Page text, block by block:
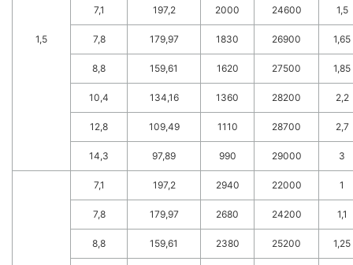
1,5
7,1 197,2 2000 24600 1,5
7,8 179,97 1830 26900 1,65
8,8 159,61 1620 27500 1,85
10,4 134,16 1360 28200 2,2
12,8 109,49 1110 28700 2,7
14,3 97,89 990 29000 3
7,1 197,2 2940 22000 1
7,8 179,97 2680 24200 1,1
8,8 159,61 2380 25200 1,25